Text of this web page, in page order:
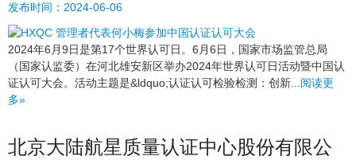
发布时间： 2024-06-06
2024年6月9日是第17个世界认可日。6月6日，国家市场监管总局
（国家认监委）在河北雄安新区举办2024年世界认可日活动暨中国认
证认可大会。活动主题是&ldquo;认证认可检验检测：创新... 阅读更
多»
北京大陆航星质量认证中心股份有限公